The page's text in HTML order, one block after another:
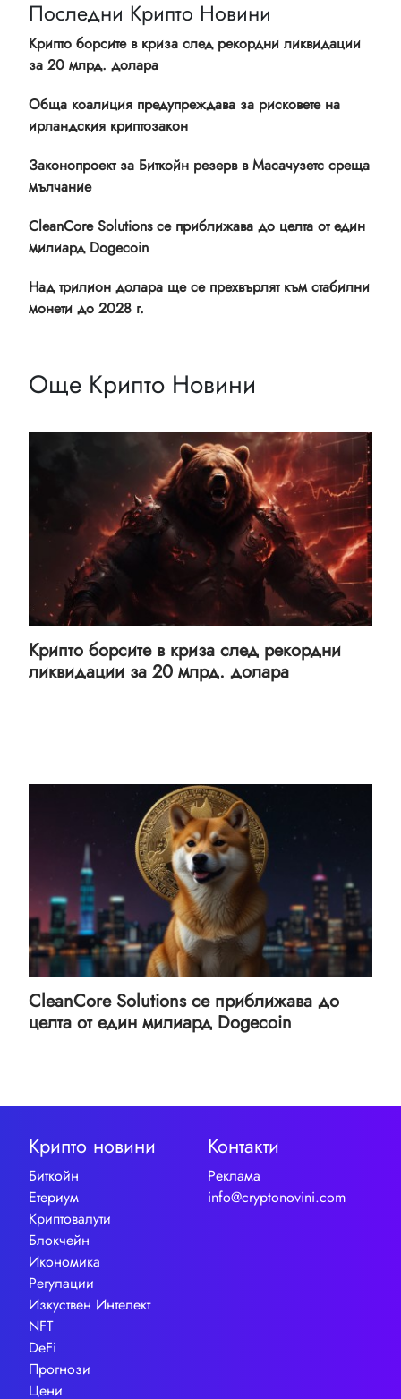
Последни Крипто Новини
Крипто борсите в криза след рекордни ликвидации
за 20 млрд. долара
Обща коалиция предупреждава за рисковете на
ирландския криптозакон
Законопроект за Биткойн резерв в Масачузетс среща
мълчание
CleanCore Solutions се приближава до целта от един
милиард Dogecoin
Над трилион долара ще се прехвърлят към стабилни
монети до 2028 г.
Още Крипто Новини
Крипто борсите в криза след рекордни
ликвидации за 20 млрд. долара
CleanCore Solutions се приближава до
целта от един милиард Dogecoin
Крипто новини
Биткойн
Етериум
Криптовалути
Блокчейн
Икономика
Регулации
Изкуствен Интелект
NFT
DeFi
Прогнози
Цени
Контакти
Реклама
info@cryptonovini.com